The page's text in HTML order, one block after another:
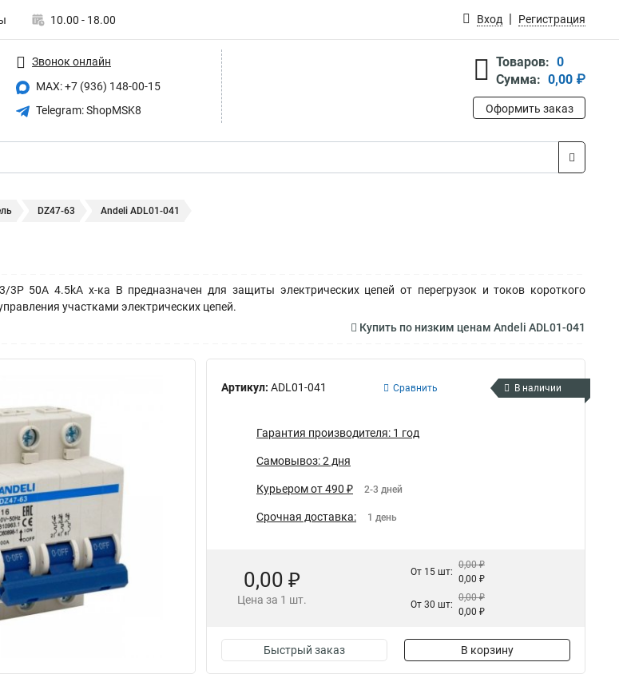
10.00 - 18.00 Вход Регистрация
Звонок онлайн
MAX: +7 (936) 148-00-15
Telegram: ShopMSK8
Товаров: 0
Сумма: 0,00 ₽
Оформить заказ
DZ47-63 Andeli ADL01-041
3P 50A 4.5kA х-ка B предназначен для защиты электрических цепей от перегрузок и токов короткого
участками электрических цепей.
Купить по низким ценам Andeli ADL01-041
Артикул: ADL01-041 Сравнить В наличии
Гарантия производителя: 1 год
Самовывоз: 2 дня
Курьером от 490 ₽ 2-3 дней
Срочная доставка: 1 день
0,00 ₽
Цена за 1 шт.
От 15 шт:
0,00 ₽
0,00 ₽
От 30 шт:
0,00 ₽
0,00 ₽
Быстрый заказ В корзину